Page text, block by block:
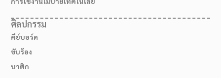
ศิลปกรรม
คีย์บอร์ด
ขับร้อง
บาติก